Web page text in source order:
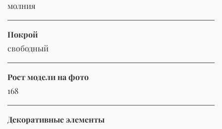
молния
Покрой
свободный
Рост модели на фото
168
Декоративные элементы